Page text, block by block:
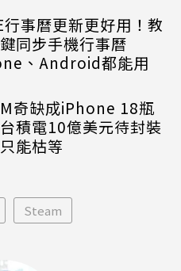
行事曆更新更好用！教
同步手機行事曆
、Android都能用
奇缺成iPhone 18瓶
積電10億美元待封裝
能枯等
Steam